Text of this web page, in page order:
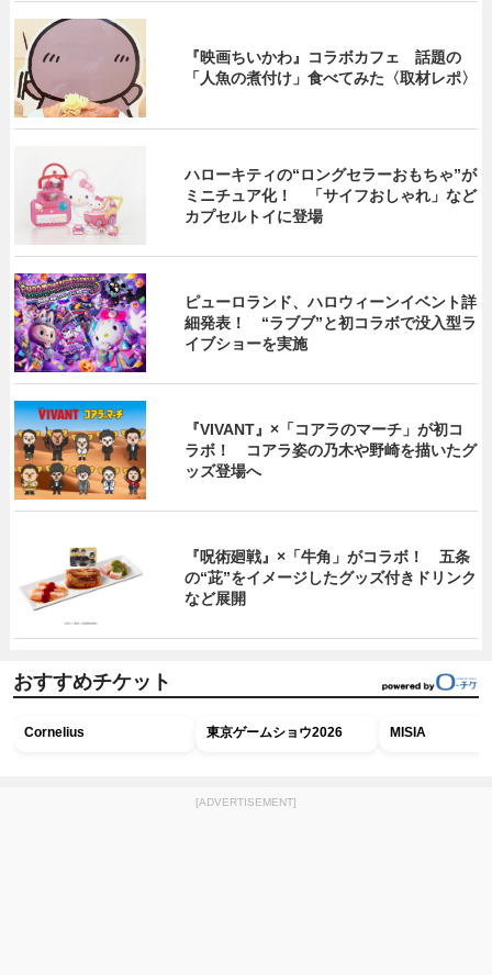
『映画ちいかわ』コラボカフェ 話題の
「人魚の煮付け」食べてみた〈取材レポ〉
ハローキティの“ロングセラーおもちゃ”が
ミニチュア化！ 「サイフおしゃれ」など
カプセルトイに登場
ピューロランド、ハロウィーンイベント詳
細発表！ “ラブブ”と初コラボで没入型ラ
イブショーを実施
『VIVANT』×「コアラのマーチ」が初コ
ラボ！ コアラ姿の乃木や野崎を描いたグ
ッズ登場へ
『呪術廻戦』×「牛角」がコラボ！ 五条
の“茈”をイメージしたグッズ付きドリンク
など展開
おすすめチケット
Cornelius 東京ゲームショウ2026 MISIA
[ADVERTISEMENT]